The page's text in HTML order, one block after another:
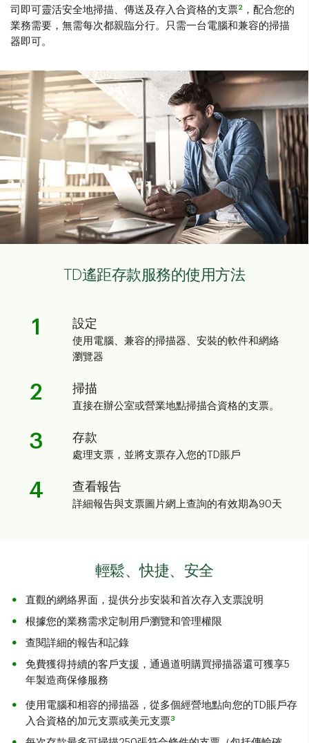
司即可靈活安全地掃描、傳送及存入合資格的支票2
，配合您的
業務需要，無需每次都親臨分行。只需一台電腦和兼容的掃描
器即可。
TD遙距存款服務的使用方法
1 設定
使用電腦、兼容的掃描器、安裝的軟件和網絡
瀏覽器
2 掃描
直接在辦公室或營業地點掃描合資格的支票。
3 存款
處理支票，並將支票存入您的TD賬戶
4 查看報告
詳細報告與支票圖片網上查詢的有效期為90天
輕鬆、快捷、安全
直觀的網絡界面，提供分步安裝和首次存入支票說明
根據您的業務需求定制用戶瀏覽和管理權限
查閱詳細的報告和記錄
免費獲得持續的客戶支援，通過道明購買掃描器還可獲享5
年製造商保修服務
使用電腦和相容的掃描器，從多個經營地點向您的TD賬戶存
入合資格的加元支票或美元支票3